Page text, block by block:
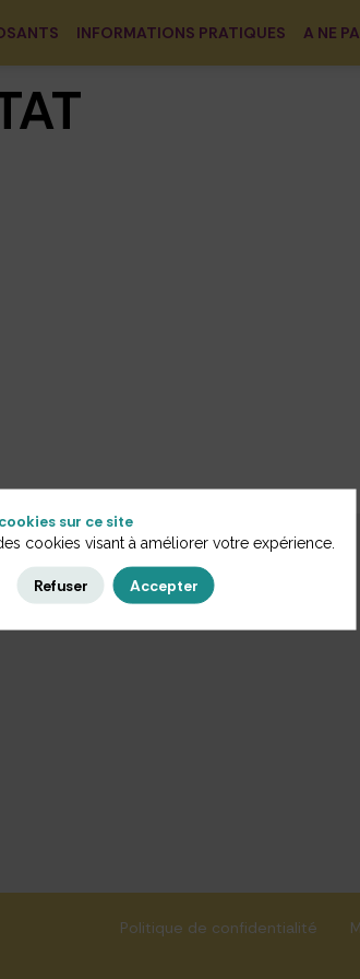
INFORMATIONS PRATIQUES A NE
Politique de confidentialité
sur ce site
cookies visant à améliorer votre expérience.
Refuser Accepter